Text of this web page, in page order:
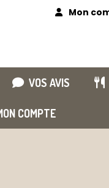
Mon
VOS AVIS
COMPTE